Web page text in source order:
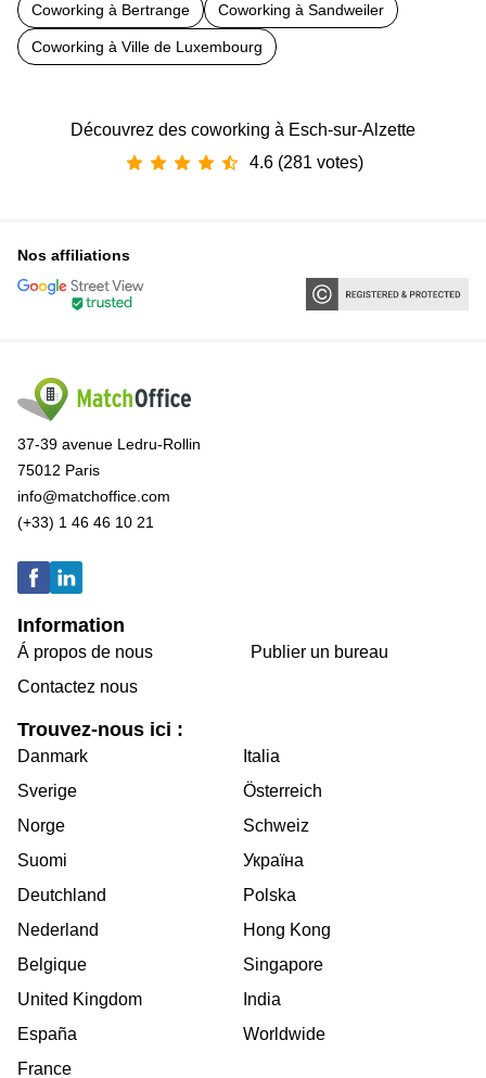
Coworking à Bertrange Coworking à Sandweiler
Coworking à Ville de Luxembourg
Découvrez des coworking à Esch-sur-Alzette
4.6 (281 votes)
Nos affiliations
37-39 avenue Ledru-Rollin
75012 Paris
info@matchoffice.com
(+33) 1 46 46 10 21
Information
Á propos de nous
Contactez nous
Publier un bureau
Trouvez-nous ici :
Danmark
Sverige
Norge
Suomi
Deutchland
Nederland
Belgique
United Kingdom
España
France
Italia
Österreich
Schweiz
Україна
Polska
Hong Kong
Singapore
India
Worldwide